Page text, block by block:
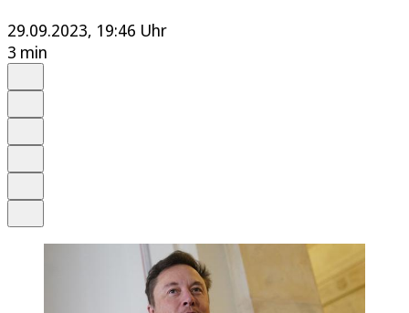
29.09.2023, 19:46 Uhr
3 min